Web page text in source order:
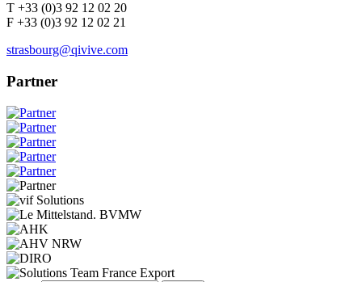
T +33 (0)3 92 12 02 20
F +33 (0)3 92 12 02 21
strasbourg@qivive.com
Partner